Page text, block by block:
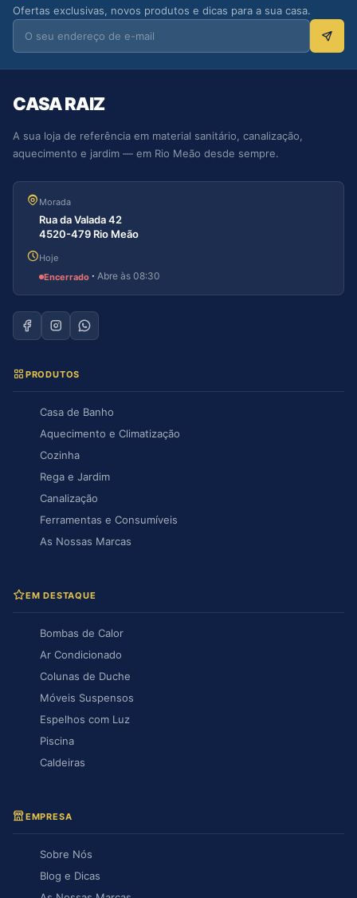
Ofertas exclusivas, novos produtos e dicas para a sua casa.
CASA RAIZ
A sua loja de referência em material sanitário, canalização,
aquecimento e jardim — em Rio Meão desde sempre.
Morada
Rua da Valada 42
4520-479 Rio Meão
Hoje
Encerrado · Abre às 08:30
PRODUTOS
Casa de Banho
Aquecimento e Climatização
Cozinha
Rega e Jardim
Canalização
Ferramentas e Consumíveis
As Nossas Marcas
EM DESTAQUE
Bombas de Calor
Ar Condicionado
Colunas de Duche
Móveis Suspensos
Espelhos com Luz
Piscina
Caldeiras
EMPRESA
Sobre Nós
Blog e Dicas